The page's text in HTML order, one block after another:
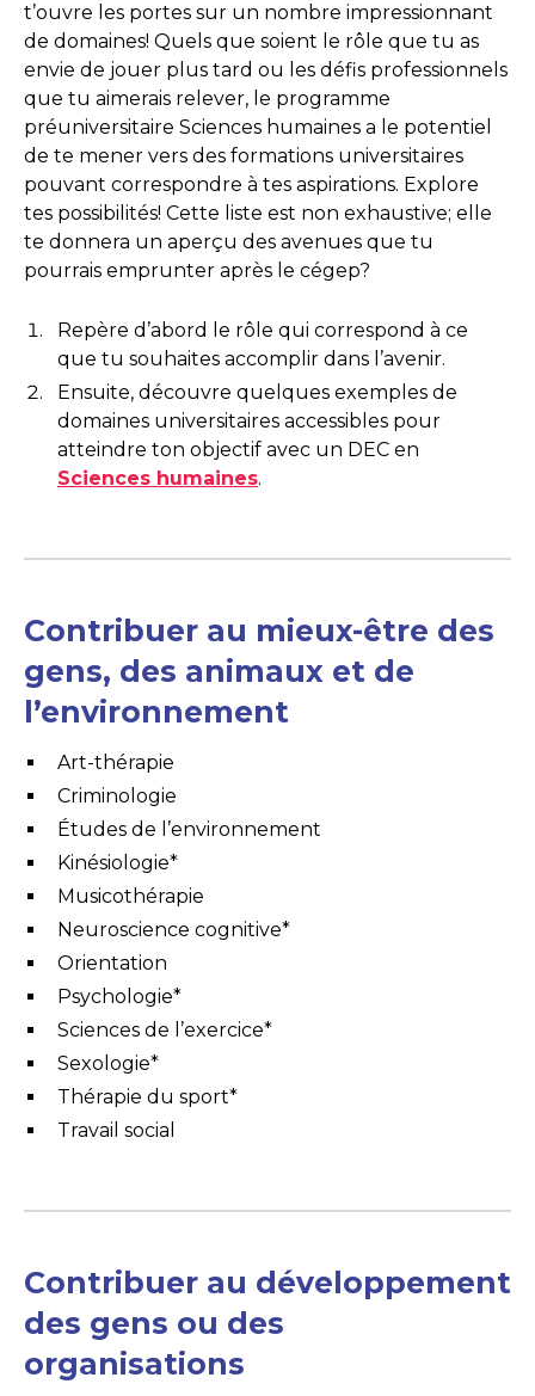
t’ouvre les portes sur un nombre impressionnant
de domaines! Quels que soient le rôle que tu as
envie de jouer plus tard ou les défis professionnels
que tu aimerais relever, le programme
préuniversitaire Sciences humaines a le potentiel
de te mener vers des formations universitaires
pouvant correspondre à tes aspirations. Explore
tes possibilités! Cette liste est non exhaustive; elle
te donnera un aperçu des avenues que tu
pourrais emprunter après le cégep?
Repère d’abord le rôle qui correspond à ce
que tu souhaites accomplir dans l’avenir.
Ensuite, découvre quelques exemples de
domaines universitaires accessibles pour
atteindre ton objectif avec un DEC en
Sciences humaines.
Contribuer au mieux-être des
gens, des animaux et de
l’environnement
Art-thérapie
Criminologie
Études de l’environnement
Kinésiologie*
Musicothérapie
Neuroscience cognitive*
Orientation
Psychologie*
Sciences de l’exercice*
Sexologie*
Thérapie du sport*
Travail social
Contribuer au développement
des gens ou des
organisations